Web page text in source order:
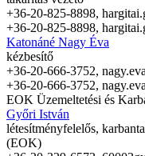
+36-20-825-8898,
+36-20-825-8898,
Katonáné Nagy Éva
kézbesítő
+36-20-666-3752,
+36-20-666-3752,
EOK Üzemeltetési és
Győri István
létesítményfelelős,
(EOK)